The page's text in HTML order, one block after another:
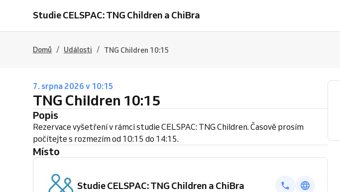
Studie CELSPAC: TNG Children a ChiBra
Domů / Události / TNG Children 10:15
7. srpna 2026 v 10:15
TNG Children 10:15
Popis
Rezervace vyšetření v rámci studie CELSPAC: TNG Children. Časově prosím
počítejte s rozmezím od 10:15 do 14:15.
Místo
Studie CELSPAC: TNG Children a ChiBra